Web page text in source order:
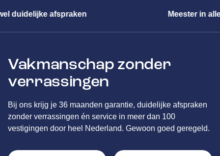
Meester in alle merken
Vakmanschap zonder
verrassingen
Bij ons krijg je 36 maanden garantie, duidelijke afspraken
zonder verrassingen én service in meer dan 100
vestigingen door heel Nederland. Gewoon goed geregeld.